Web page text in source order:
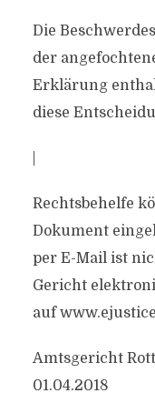
Die
der
Erklärung
diese
Rechtsbehelfe
Dokument
per E-Mail ist
Gericht
auf
Amtsgericht
01.04.2018